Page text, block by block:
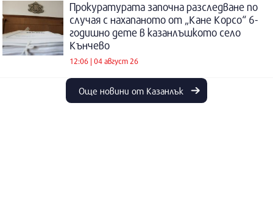
Прокуратурата започна разследване по
случая с нахапаното от „Кане Корсо“ 6-
годишно дете в казанлъшкото село
Кънчево
12:06 | 04 август 26
Още новини от Казанлък